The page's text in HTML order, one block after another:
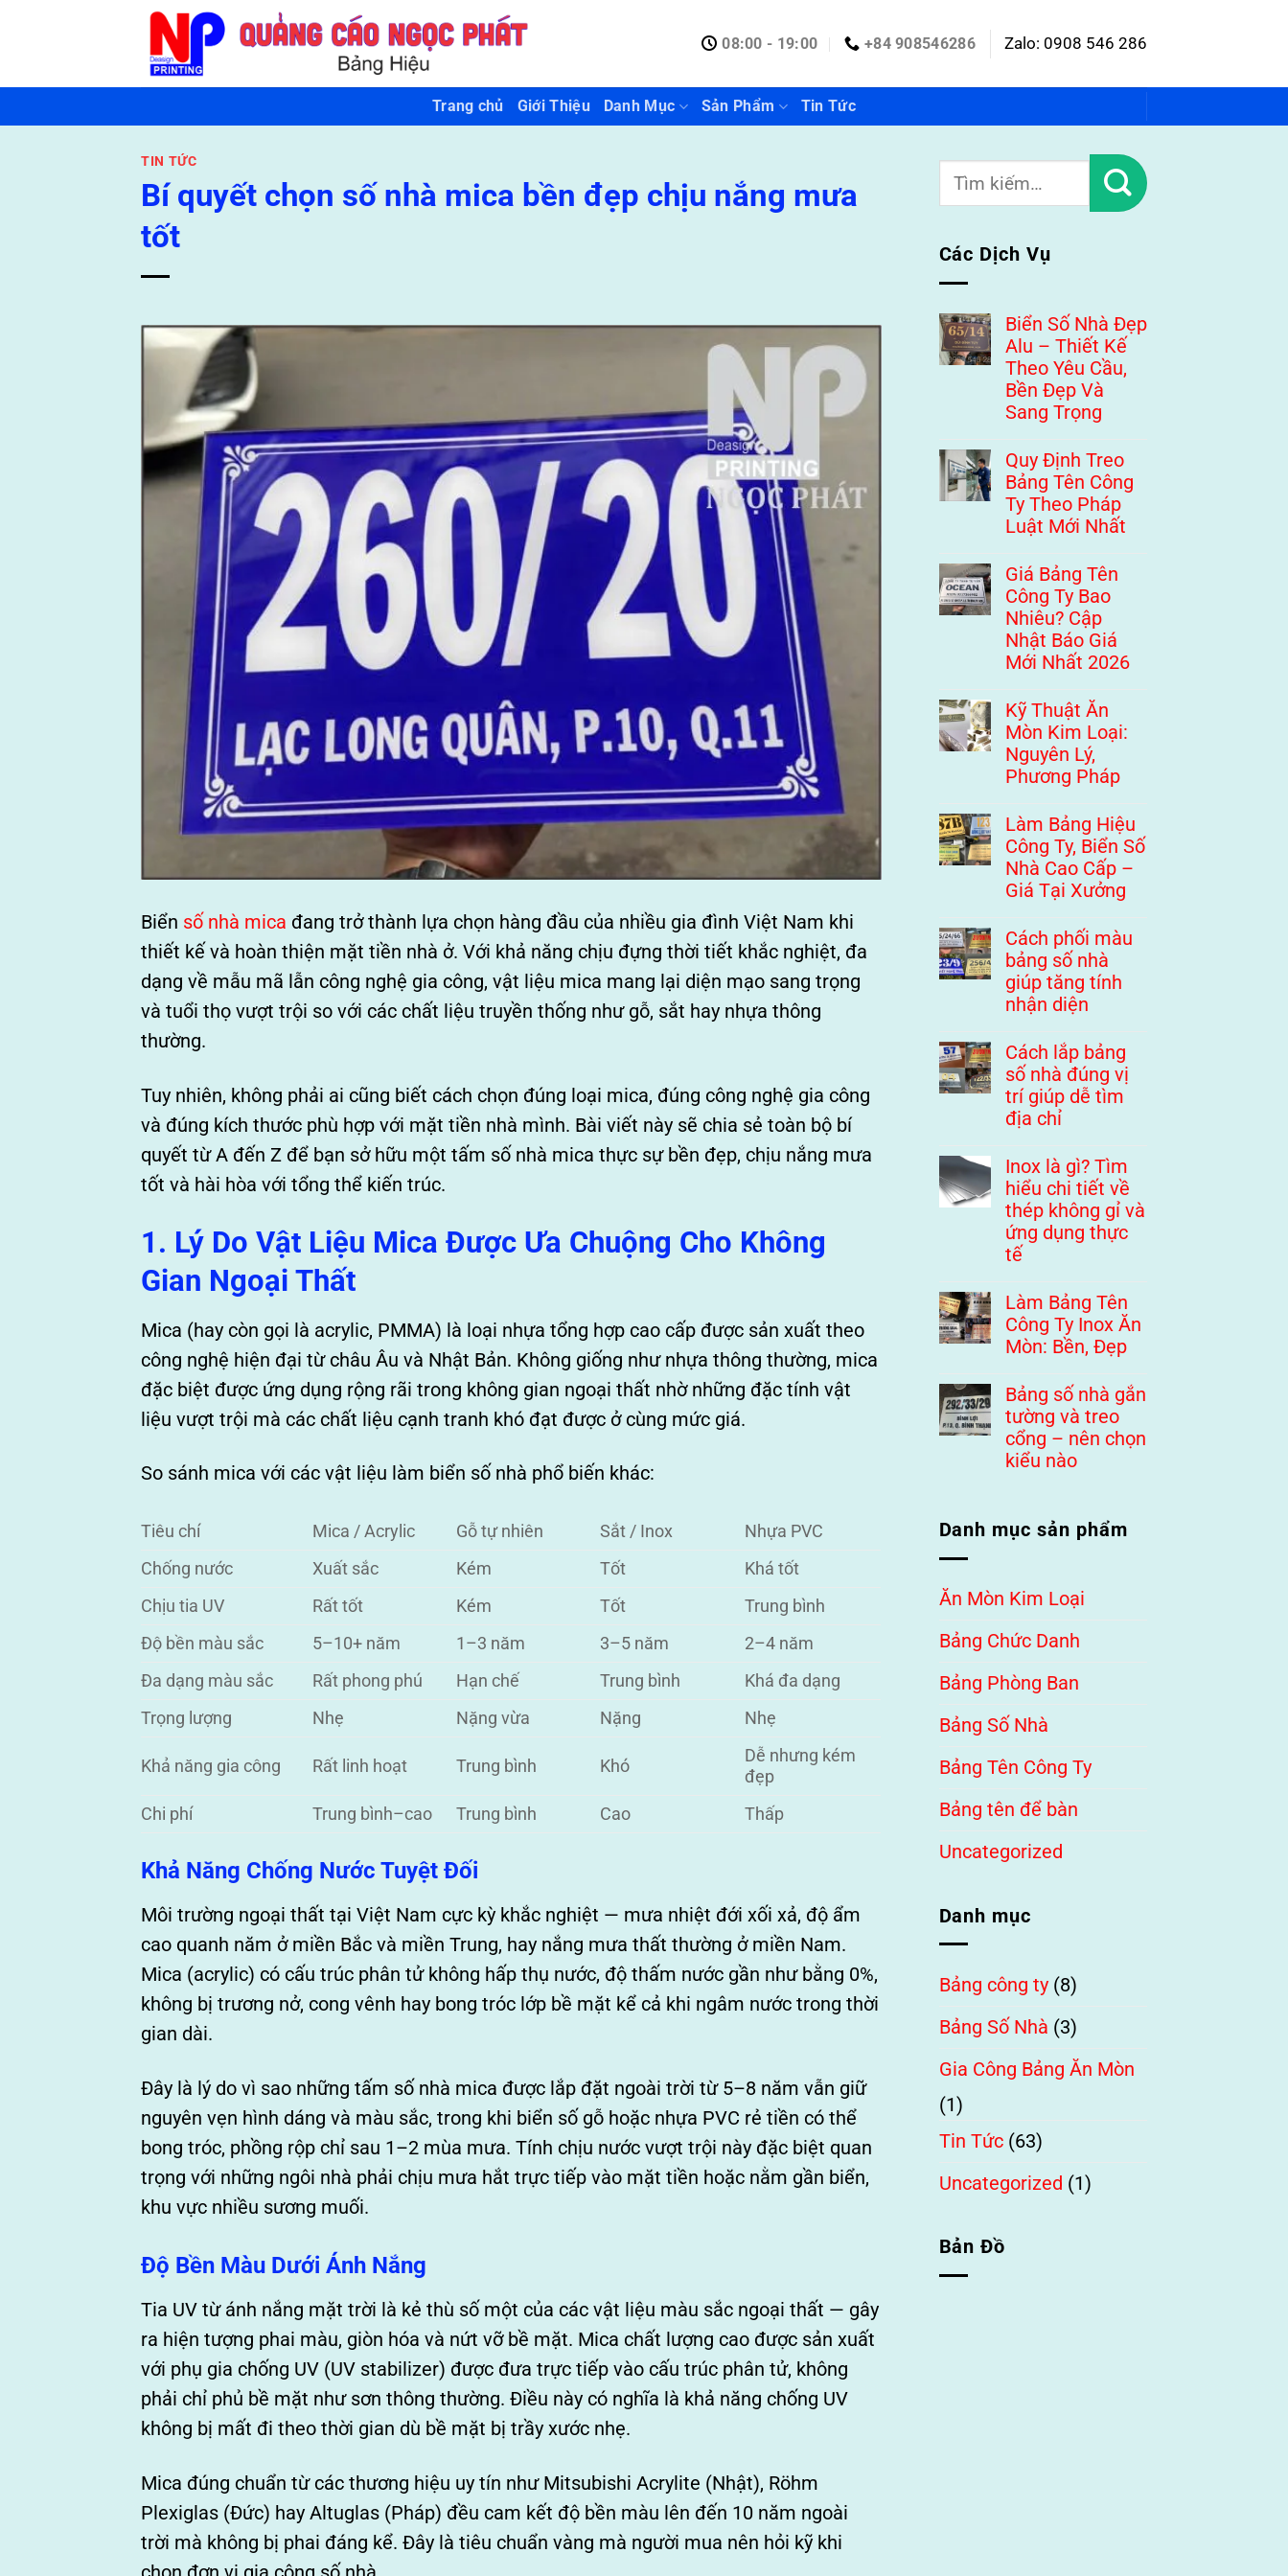
08:00 - 19:00 +84 908546286 Zalo: 0908 546 286
Trang chủ Giới Thiệu Danh Mục Sản Phẩm Tin Tức
TIN TỨC
Bí quyết chọn số nhà mica bền đẹp chịu nắng mưa
tốt
Biển số nhà mica đang trở thành lựa chọn hàng đầu của nhiều gia đình Việt Nam khi
thiết kế và hoàn thiện mặt tiền nhà ở. Với khả năng chịu đựng thời tiết khắc nghiệt, đa
dạng về mẫu mã lẫn công nghệ gia công, vật liệu mica mang lại diện mạo sang trọng
và tuổi thọ vượt trội so với các chất liệu truyền thống như gỗ, sắt hay nhựa thông
thường.
Tuy nhiên, không phải ai cũng biết cách chọn đúng loại mica, đúng công nghệ gia công
và đúng kích thước phù hợp với mặt tiền nhà mình. Bài viết này sẽ chia sẻ toàn bộ bí
quyết từ A đến Z để bạn sở hữu một tấm số nhà mica thực sự bền đẹp, chịu nắng mưa
tốt và hài hòa với tổng thể kiến trúc.
1. Lý Do Vật Liệu Mica Được Ưa Chuộng Cho Không
Gian Ngoại Thất
Mica (hay còn gọi là acrylic, PMMA) là loại nhựa tổng hợp cao cấp được sản xuất theo
công nghệ hiện đại từ châu Âu và Nhật Bản. Không giống như nhựa thông thường, mica
đặc biệt được ứng dụng rộng rãi trong không gian ngoại thất nhờ những đặc tính vật
liệu vượt trội mà các chất liệu cạnh tranh khó đạt được ở cùng mức giá.
So sánh mica với các vật liệu làm biển số nhà phổ biến khác:
Tiêu chí Mica / Acrylic Gỗ tự nhiên Sắt / Inox
Nhựa PVC
Chống nước
Xuất sắc Kém Tốt
Khá tốt
Chịu tia UV
Rất tốt Kém Tốt
Trung bình
Độ bền màu sắc
5–10+ năm 1–3 năm 3–5 năm
2–4 năm
Đa dạng màu sắc
Rất phong phú Hạn chế Trung bình
Khá đa dạng
Trọng lượng
Nhẹ Nặng vừa Nặng Nhẹ
Khả năng gia công Rất linh hoạt Trung bình Khó
Dễ nhưng kém
đẹp
Chi phí
Trung bình–cao Trung bình Cao Thấp
Khả Năng Chống Nước Tuyệt Đối
Môi trường ngoại thất tại Việt Nam cực kỳ khắc nghiệt — mưa nhiệt đới xối xả, độ ẩm
cao quanh năm ở miền Bắc và miền Trung, hay nắng mưa thất thường ở miền Nam.
Mica (acrylic) có cấu trúc phân tử không hấp thụ nước, độ thấm nước gần như bằng 0%,
không bị trương nở, cong vênh hay bong tróc lớp bề mặt kể cả khi ngâm nước trong thời
gian dài.
Đây là lý do vì sao những tấm số nhà mica được lắp đặt ngoài trời từ 5–8 năm vẫn giữ
nguyên vẹn hình dáng và màu sắc, trong khi biển số gỗ hoặc nhựa PVC rẻ tiền có thể
bong tróc, phồng rộp chỉ sau 1–2 mùa mưa. Tính chịu nước vượt trội này đặc biệt quan
trọng với những ngôi nhà phải chịu mưa hắt trực tiếp vào mặt tiền hoặc nằm gần biển,
khu vực nhiều sương muối.
Độ Bền Màu Dưới Ánh Nắng
Tia UV từ ánh nắng mặt trời là kẻ thù số một của các vật liệu màu sắc ngoại thất — gây
ra hiện tượng phai màu, giòn hóa và nứt vỡ bề mặt. Mica chất lượng cao được sản xuất
với phụ gia chống UV (UV stabilizer) được đưa trực tiếp vào cấu trúc phân tử, không
phải chỉ phủ bề mặt như sơn thông thường. Điều này có nghĩa là khả năng chống UV
không bị mất đi theo thời gian dù bề mặt bị trầy xước nhẹ.
Mica đúng chuẩn từ các thương hiệu uy tín như Mitsubishi Acrylite (Nhật), Röhm
Plexiglas (Đức) hay Altuglas (Pháp) đều cam kết độ bền màu lên đến 10 năm ngoài
trời mà không bị phai đáng kể. Đây là tiêu chuẩn vàng mà người mua nên hỏi kỹ khi
Các Dịch Vụ
Biển Số Nhà Đẹp
Alu – Thiết Kế
Theo Yêu Cầu,
Bền Đẹp Và
Sang Trọng
Quy Định Treo
Bảng Tên Công
Ty Theo Pháp
Luật Mới Nhất
Giá Bảng Tên
Công Ty Bao
Nhiêu? Cập
Nhật Báo Giá
Mới Nhất 2026
Kỹ Thuật Ăn
Mòn Kim Loại:
Nguyên Lý,
Phương Pháp
Làm Bảng Hiệu
Công Ty, Biển Số
Nhà Cao Cấp –
Giá Tại Xưởng
Cách phối màu
bảng số nhà
giúp tăng tính
nhận diện
Cách lắp bảng
số nhà đúng vị
trí giúp dễ tìm
địa chỉ
Inox là gì? Tìm
hiểu chi tiết về
thép không gỉ và
ứng dụng thực
tế
Làm Bảng Tên
Công Ty Inox Ăn
Mòn: Bền, Đẹp
Bảng số nhà gắn
tường và treo
cổng – nên chọn
kiểu nào
Danh mục sản phẩm
Ăn Mòn Kim Loại
Bảng Chức Danh
Bảng Phòng Ban
Bảng Số Nhà
Bảng Tên Công Ty
Bảng tên để bàn
Uncategorized
Danh mục
Bảng công ty(8)
Bảng Số Nhà (3)
Gia Công Bảng Ăn Mòn
(1)
Tin Tức(63)
Uncategorized (1)
Bản Đồ